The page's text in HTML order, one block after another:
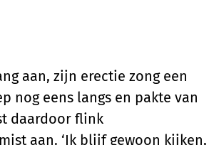
aan, zijn erectie zong een
nog eens langs en pakte van
daardoor flink
aan. ‘Ik blijf gewoon kijken,